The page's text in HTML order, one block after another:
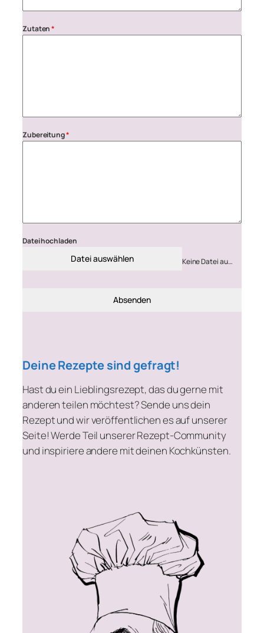
Zutaten*
Zubereitung*
Datei hochladen
Datei auswählen Keine Datei ausgewählt
Absenden
Deine Rezepte sind gefragt!
Hast du ein Lieblingsrezept, das du gerne mit
anderen teilen möchtest? Sende uns dein
Rezept und wir veröffentlichen es auf unserer
Seite! Werde Teil unserer Rezept-Community
und inspiriere andere mit deinen Kochkünsten.